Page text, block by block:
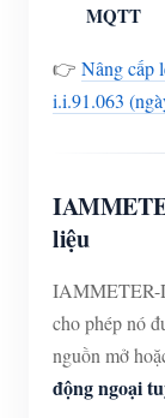
MQTT
👉 Nâng cấp
i.i.91.063
liệu
IAMMETER-
cho phép nó
nguồn mở
động ngoại